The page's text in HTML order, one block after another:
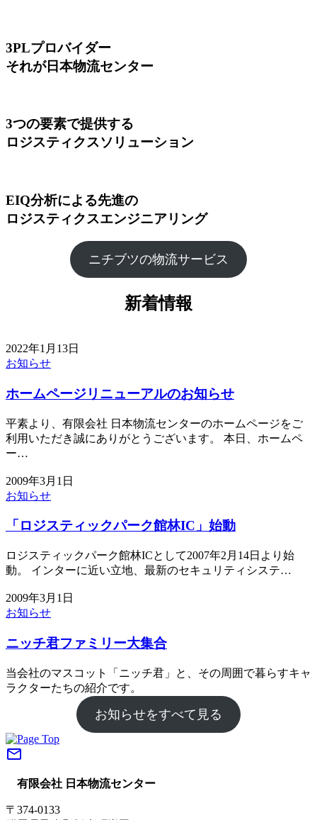
3PLプロバイダー
それが日本物流センター
3つの要素で提供する
ロジスティクスソリューション
EIQ分析による先進の
ロジスティクスエンジニアリング
ニチブツの物流サービス
新着情報
2022年1月13日
お知らせ
ホームページリニューアルのお知らせ
平素より、有限会社 日本物流センターのホームページをご
利用いただき誠にありがとうございます。 本日、ホームペ
ー…
2009年3月1日
お知らせ
「ロジスティックパーク館林IC」始動
ロジスティックパーク館林ICとして2007年2月14日より始
動。 インターに近い立地、最新のセキュリティシステ…
2009年3月1日
お知らせ
ニッチ君ファミリー大集合
当会社のマスコット「ニッチ君」と、その周囲で暮らすキャ
ラクターたちの紹介です。
お知らせをすべて見る
mail_outline
有限会社 日本物流センター
〒374-0133